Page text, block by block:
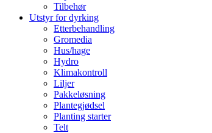
Tilbehør
Utstyr for dyrking
Etterbehandling
Gromedia
Hus/hage
Hydro
Klimakontroll
Liljer
Pakkeløsning
Plantegjødsel
Planting starter
Telt